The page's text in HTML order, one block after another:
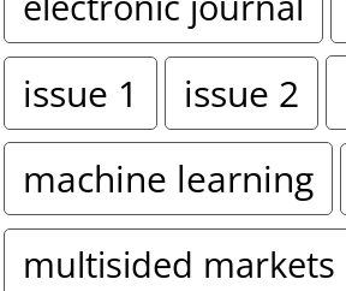
issue 1 issue 2
machine learning
multisided markets